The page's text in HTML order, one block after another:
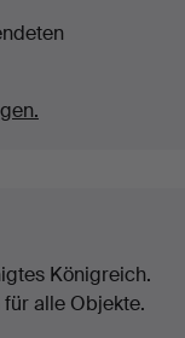
Königreich.
alle Objekte.